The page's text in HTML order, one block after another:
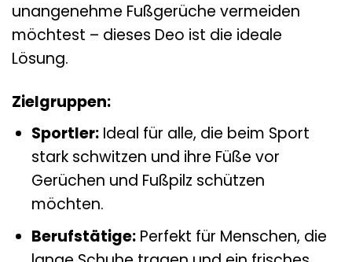
unangenehme Fußgerüche vermeiden
möchtest – dieses Deo ist die ideale
Lösung.
Zielgruppen:
Sportler:Ideal für alle, die beim Sport
stark schwitzen und ihre Füße vor
Gerüchen und Fußpilz schützen
möchten.
Berufstätige:Perfekt für Menschen, die